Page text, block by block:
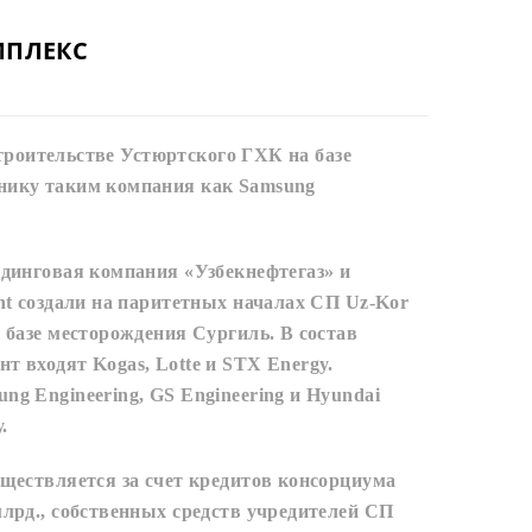
Устюртского ГХК на базе
таким компания как Samsung
компания «Узбекнефтегаз» и
создали на паритетных началах СП Uz-Kor
месторождения Сургиль. В состав
входят Kogas, Lotte и STX Energy.
Engineering, GS Engineering и Hyundai
за счет кредитов консорциума
собственных средств учредителей СП